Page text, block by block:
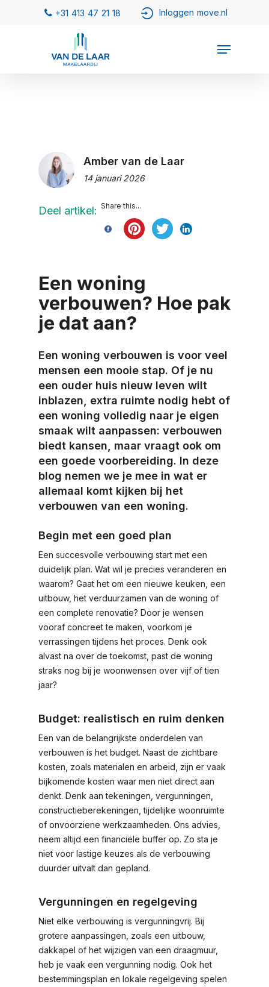
Amber van de Laar
14 januari 2026
Deel artikel: Share this...
Een woning
verbouwen? Hoe pak
je dat aan?
Een woning verbouwen is voor veel
mensen een mooie stap. Of je nu
een ouder huis nieuw leven wilt
inblazen, extra ruimte nodig hebt of
een woning volledig naar je eigen
smaak wilt aanpassen: verbouwen
biedt kansen, maar vraagt ook om
een goede voorbereiding. In deze
blog nemen we je mee in wat er
allemaal komt kijken bij het
verbouwen van een woning.
Begin met een goed plan
Een succesvolle verbouwing start met een
duidelijk plan. Wat wil je precies veranderen en
waarom? Gaat het om een nieuwe keuken, een
uitbouw, het verduurzamen van de woning of
een complete renovatie? Door je wensen
vooraf concreet te maken, voorkom je
verrassingen tijdens het proces. Denk ook
alvast na over de toekomst, past de woning
straks nog bij je woonwensen over vijf of tien
jaar?
Budget: realistisch en ruim denken
Een van de belangrijkste onderdelen van
verbouwen is het budget. Naast de zichtbare
kosten, zoals materialen en arbeid, zijn er vaak
bijkomende kosten waar men niet direct aan
denkt. Denk aan tekeningen, vergunningen,
constructieberekeningen, tijdelijke woonruimte
of onvoorziene werkzaamheden. Ons advies,
neem altijd een financiële buffer op. Zo sta je
niet voor lastige keuzes als de verbouwing
duurder uitvalt dan gepland.
Vergunningen en regelgeving
Niet elke verbouwing is vergunningvrij. Bij
grotere aanpassingen, zoals een uitbouw,
dakkapel of het wijzigen van een draagmuur,
heb je vaak een vergunning nodig. Ook het
bestemmingsplan en lokale regelgeving spelen